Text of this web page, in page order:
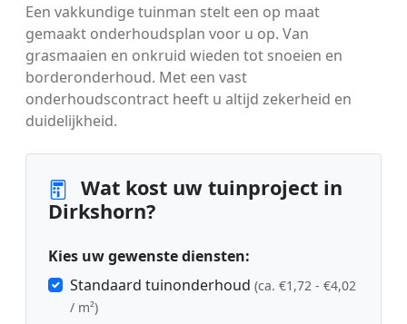
Een vakkundige tuinman stelt een op maat
gemaakt onderhoudsplan voor u op. Van
grasmaaien en onkruid wieden tot snoeien en
borderonderhoud. Met een vast
onderhoudscontract heeft u altijd zekerheid en
duidelijkheid.
Wat kost uw tuinproject in
Dirkshorn?
Kies uw gewenste diensten:
Standaard tuinonderhoud (ca. €1,72 - €4,02
/ m²)